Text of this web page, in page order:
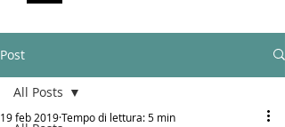
Post
All Posts
19 feb 2019Tempo di lettura: 5 min